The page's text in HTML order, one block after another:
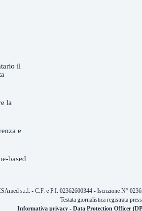
il
la
e
based
s.r.l. - C.F. e P.I. 02362600344 - Iscrizione N°
Testata giornalistica registrata
Informativa privacy -Data Protection Officer